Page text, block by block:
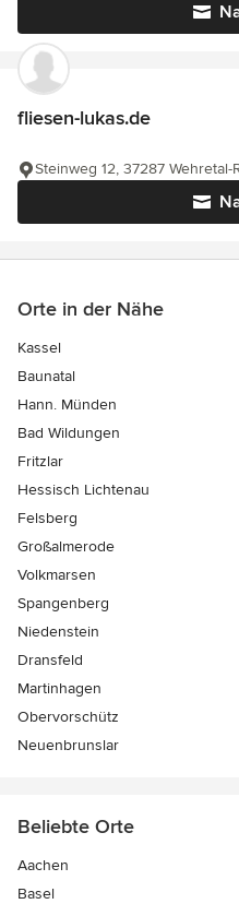
fliesen-lukas.de
Steinweg 12, 37287
Orte in der Nähe
Kassel
Baunatal
Hann. Münden
Bad Wildungen
Fritzlar
Hessisch Lichtenau
Felsberg
Großalmerode
Volkmarsen
Spangenberg
Niedenstein
Dransfeld
Martinhagen
Obervorschütz
Neuenbrunslar
Beliebte Orte
Aachen
Basel